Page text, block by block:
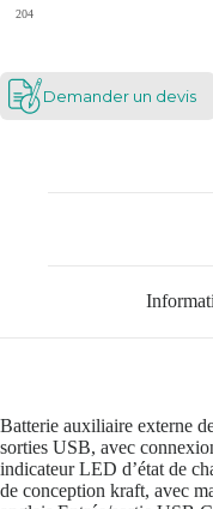
204
Demander un devis
Batterie auxiliaire externe
sorties USB, avec
indicateur LED d’état de
de conception kraft, avec